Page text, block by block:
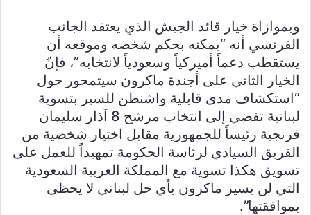
وبموازاة خيار قائد الجيش الذي يعتقد الجانب
الفرنسي أنه “يمكنه بحكم شخصه وموقعه أن
يستقطب دعماً أميركياً وسعودياً لانتخابه”، فإنّ
الخيار الثاني على أجندة ماكرون سيتمحور حول
“استكشاف مدى قابلية واشنطن للسير بتسوية
لبنانية تفضي إلى انتخاب مرشح 8 آذار سليمان
فرنجية رئيساً للجمهورية مقابل اختيار شخصية من
الفريق السيادي لرئاسة الحكومة تمهيداً للعمل على
تسويق هكذا تسوية مع المملكة العربية السعودية
التي لن يسير ماكرون بأي حل لبناني لا يحظى
بموافقتها”.